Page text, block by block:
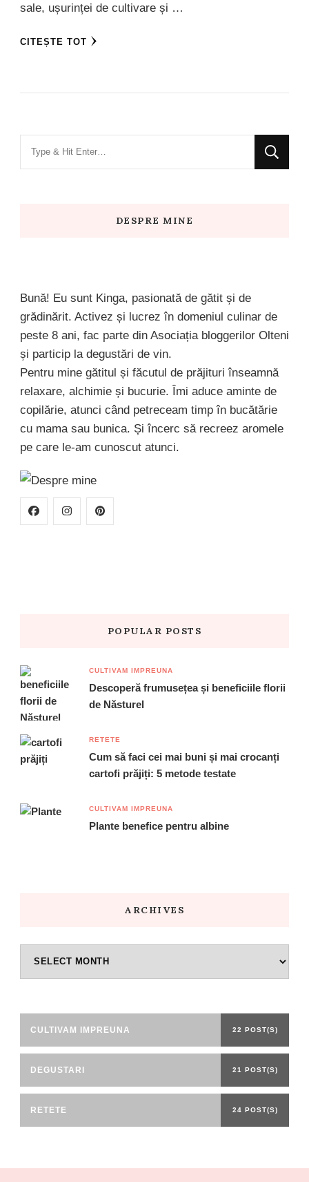
sale, ușurinței de cultivare și …
CITEȘTE TOT
DESPRE MINE
Bună! Eu sunt Kinga, pasionată de gătit și de
grădinărit. Activez și lucrez în domeniul culinar de
peste 8 ani, fac parte din Asociația bloggerilor Olteni
și particip la degustări de vin.
Pentru mine gătitul și făcutul de prăjituri înseamnă
relaxare, alchimie și bucurie. Îmi aduce aminte de
copilărie, atunci când petreceam timp în bucătărie
cu mama sau bunica. Și încerc să recreez aromele
pe care le-am cunoscut atunci.
POPULAR POSTS
CULTIVAM IMPREUNA
Descoperă frumusețea și beneficiile florii
de Năsturel
RETETE
Cum să faci cei mai buni și mai crocanți
cartofi prăjiți: 5 metode testate
CULTIVAM IMPREUNA
Plante benefice pentru albine
ARCHIVES
CULTIVAM IMPREUNA 22 POST(S)
DEGUSTARI 21 POST(S)
RETETE 24 POST(S)